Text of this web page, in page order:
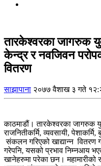
तारकेश्वरका जागरुक
केन्द्र र नवजिवन
वितरण
साझापाना २०७७ वैशाख ३ गते
काठमाडौं। तारकेश्वरका जागरुक
राजनितीकर्मि, व्यवसायी,
संकलन गरिएको खाद्यान्न वितरण
गरेपनि, यसको प्रभाव निम्नआय
खानेहरुमा परेका छन। महामारीको